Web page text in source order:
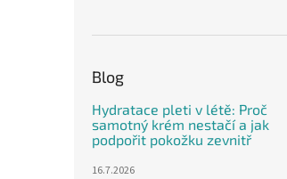
Blog
Hydratace pleti v létě: Proč
samotný krém nestačí a jak
podpořit pokožku zevnitř
16.7.2026